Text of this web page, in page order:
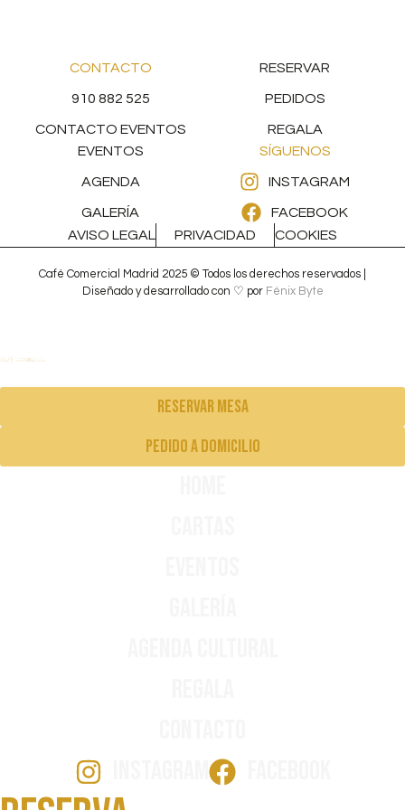
CONTACTO
910 882 525
CONTACTO EVENTOS
RESERVAR
PEDIDOS
REGALA
EVENTOS
AGENDA
GALERÍA
SÍGUENOS
INSTAGRAM
FACEBOOK
AVISO LEGAL
PRIVACIDAD COOKIES
Café Comercial Madrid 2025 © Todos los derechos reservados |
Diseñado y desarrollado con ♡ por Fénix Byte
Reservar mesa
pedido a domicilio